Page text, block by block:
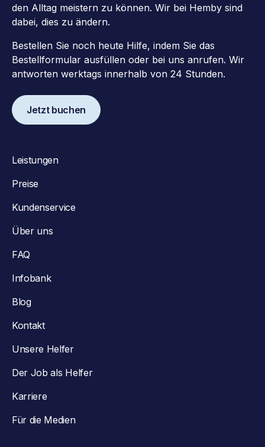
den Alltag meistern zu können. Wir bei Hemby sind
dabei, dies zu ändern.
Bestellen Sie noch heute Hilfe, indem Sie das
Bestellformular ausfüllen oder bei uns anrufen. Wir
antworten werktags innerhalb von 24 Stunden.
Jetzt buchen
Leistungen
Preise
Kundenservice
Über uns
FAQ
Infobank
Blog
Kontakt
Unsere Helfer
Der Job als Helfer
Karriere
Für die Medien